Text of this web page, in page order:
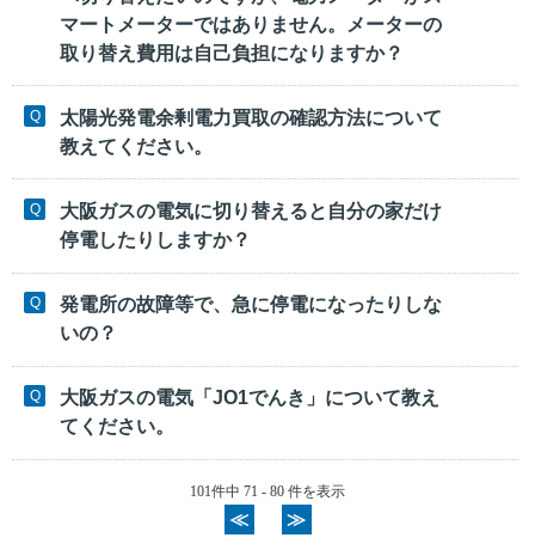
マートメーターではありません。メーターの
取り替え費用は自己負担になりますか？
太陽光発電余剰電力買取の確認方法について
教えてください。
大阪ガスの電気に切り替えると自分の家だけ
停電したりしますか？
発電所の故障等で、急に停電になったりしな
いの？
大阪ガスの電気「JO1でんき」について教え
てください。
101件中 71 - 80 件を表示
≪ ≫